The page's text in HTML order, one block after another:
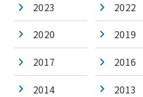
2023
2022
2020
2019
2017
2016
2014
2013